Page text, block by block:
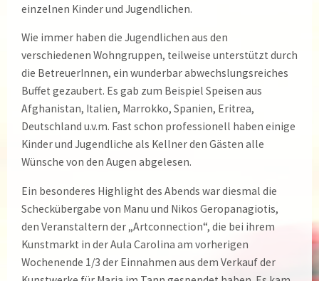
einzelnen Kinder und Jugendlichen.
Wie immer haben die Jugendlichen aus den
verschiedenen Wohngruppen, teilweise unterstützt durch
die BetreuerInnen, ein wunderbar abwechslungsreiches
Buffet gezaubert. Es gab zum Beispiel Speisen aus
Afghanistan, Italien, Marrokko, Spanien, Eritrea,
Deutschland u.v.m. Fast schon professionell haben einige
Kinder und Jugendliche als Kellner den Gästen alle
Wünsche von den Augen abgelesen.
Ein besonderes Highlight des Abends war diesmal die
Scheckübergabe von Manu und Nikos Geropanagiotis,
den Veranstaltern der „Artconnection“, die bei ihrem
Kunstmarkt in der Aula Carolina am vorherigen
Wochenende 1/3 der Einnahmen aus dem Verkauf der